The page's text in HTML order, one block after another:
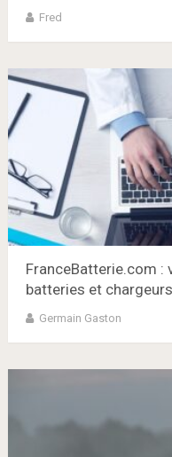
Fred
FranceBatterie.com :
batteries et
Germain Gaston